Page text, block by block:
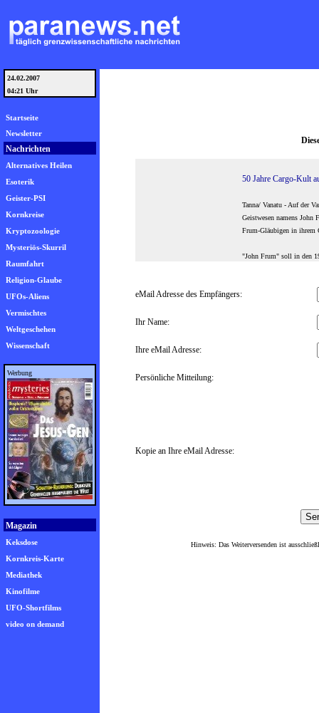
24.02.2007
04:21 Uhr
Startseite
Newsletter
Nachrichten
Alternatives Heilen
Esoterik
Geister-PSI
Kornkreise
Kryptozoologie
Mysteriös-Skurril
Raumfahrt
Religion-Glaube
UFOs-Aliens
Vermischtes
Weltgeschehen
Wissenschaft
Werbung
Magazin
Keksdose
Kornkreis-Karte
Mediathek
Kinofilme
UFO-Shortfilms
video on demand
50 Jahre Cargo-Kult
Tanna/ Vanatu - Auf der
Geistwesen namens
Frum-Gläubigen in ihrem
"John Frum" soll in den
eMail Adresse des Empfängers:
Ihr Name:
Ihre eMail Adresse:
Persönliche Mitteilung:
Kopie an Ihre eMail Adresse:
Hinweis: Das Weiterversenden ist